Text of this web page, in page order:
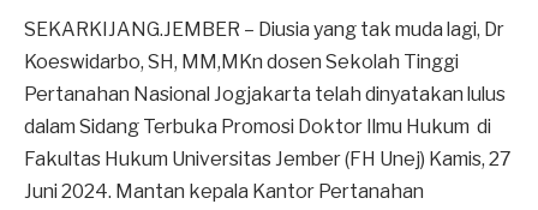
SEKARKIJANG.JEMBER – Diusia yang tak muda lagi, Dr
Koeswidarbo, SH, MM,MKn dosen Sekolah Tinggi
Pertanahan Nasional Jogjakarta telah dinyatakan lulus
dalam Sidang Terbuka Promosi Doktor Ilmu Hukum di
Fakultas Hukum Universitas Jember (FH Unej) Kamis, 27
Juni 2024. Mantan kepala Kantor Pertanahan